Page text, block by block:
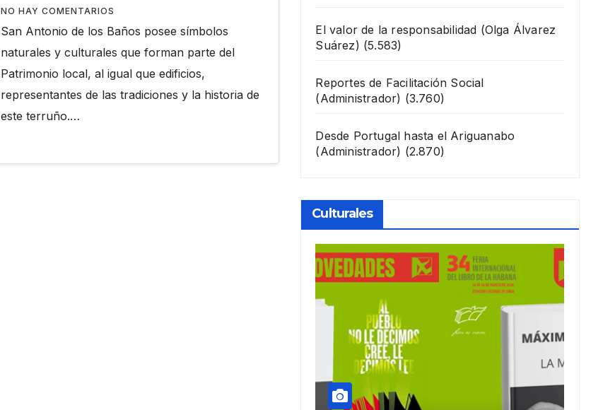
NO HAY COMENTARIOS
San Antonio de los Baños posee símbolos
naturales y culturales que forman parte del
Patrimonio local, al igual que edificios,
representantes de las tradiciones y la historia de
este terruño.…
El valor de la responsabilidad (Olga Álvarez
Suárez) (5.583)
Reportes de Facilitación Social
(Administrador) (3.760)
Desde Portugal hasta el Ariguanabo
(Administrador) (2.870)
Culturales